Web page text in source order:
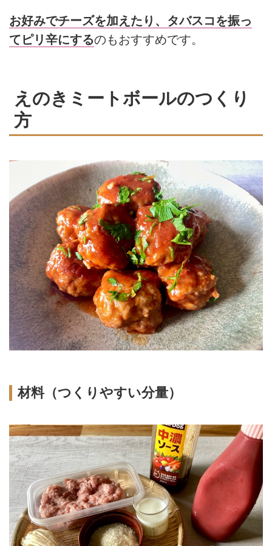
お好みでチーズを加えたり、タバスコを振っ
てピリ辛にするのもおすすめです。
えのきミートボールのつくり
方
材料（つくりやすい分量）